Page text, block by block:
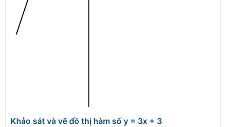
Khảo sát và vẽ đồ thị hàm số y = 3x + 3